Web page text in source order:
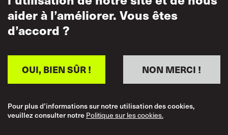
Politique sur le
respect mutuel
aider à l’améliorer. Vous êtes
d’accord ?
NON MERCI !
OUI, BIEN SÛR !
Pour plus d’informations sur notre utilisation des cookies,
veuillez consulter notre Politique sur les cookies.